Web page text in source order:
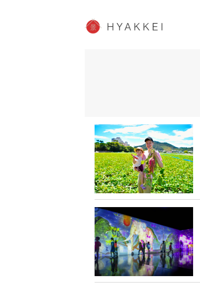
JP info